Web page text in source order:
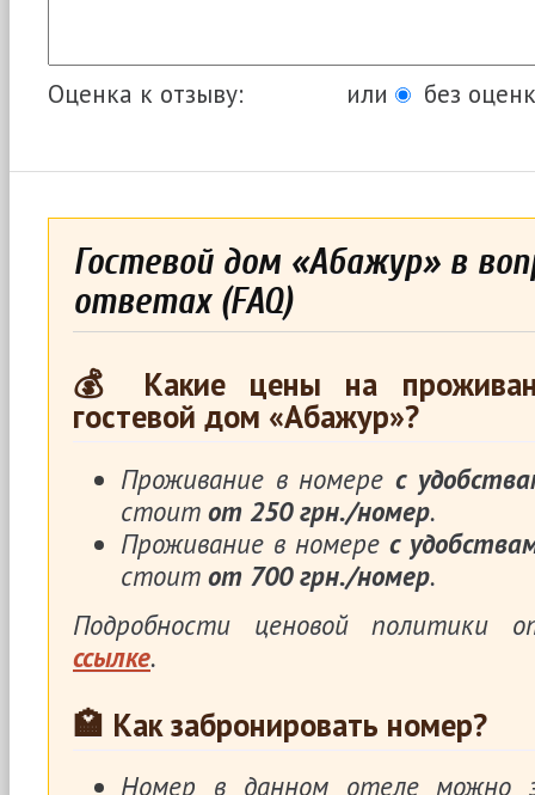
Оценка к отзыву: или без
Гостевой дом «Абажур» в
ответах (FAQ)
💰 Какие цены на
гостевой дом «Абажур»?
Проживание в номерес
стоит от 250 грн./номер.
Проживание в номере с
стоит от 700 грн./номер.
Подробности ценовой политики
ссылке.
🏩 Как забронировать номер?
Номер в данном отеле можно